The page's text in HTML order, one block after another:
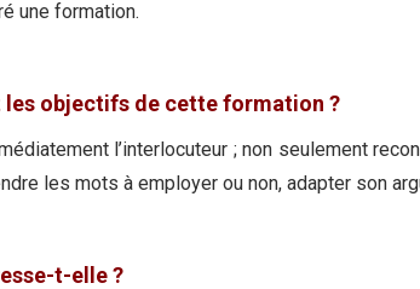
une formation.
les objectifs de cette formation ?
l’interlocuteur ; non seulement
les mots à employer ou non, adapter son
t-elle ?